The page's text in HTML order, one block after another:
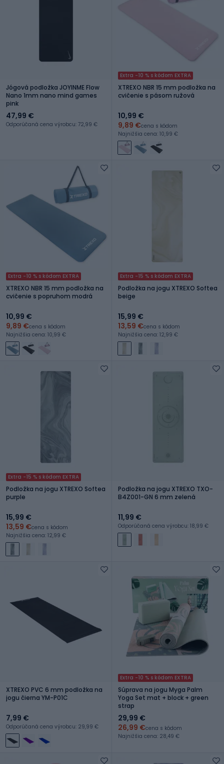
Jógová podložka JOYINME Flow
Nano 1mm nano mind games
pink
47,99 €
Odporúčaná cena výrobcu: 72,99 €
Extra -10 % s kódom EXTRA
XTREXO NBR 15 mm podložka na
cvičenie s pásom ružová
10,99 €
9,89 €cena s kódom
Najnižšia cena: 10,99 €
Extra -10 % s kódom EXTRA
XTREXO NBR 15 mm podložka na
cvičenie s popruhom modrá
10,99 €
9,89 €cena s kódom
Najnižšia cena: 10,99 €
Extra -15 % s kódom EXTRA
Podložka na jogu XTREXO Softea
beige
15,99 €
13,59 €cena s kódom
Najnižšia cena: 12,99 €
Extra -15 % s kódom EXTRA
Podložka na jogu XTREXO Softea
purple
15,99 €
13,59 €cena s kódom
Najnižšia cena: 12,99 €
Podložka na jogu XTREXO TXO-
B4Z001-GN 6 mm zelená
11,99 €
Odporúčaná cena výrobcu: 18,99 €
XTREXO PVC 6 mm podložka na
jogu čierna YM-P01C
7,99 €
Odporúčaná cena výrobcu: 29,99 €
Extra -10 % s kódom EXTRA
Súprava na jogu Myga Palm
Yoga Set mat + block + green
strap
29,99 €
26,99 €cena s kódom
Najnižšia cena: 28,49 €